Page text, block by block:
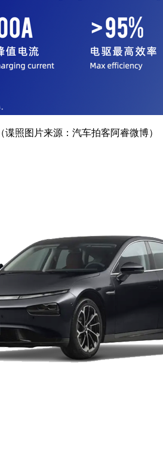
（谍照图片来源：汽车拍客阿睿微博）